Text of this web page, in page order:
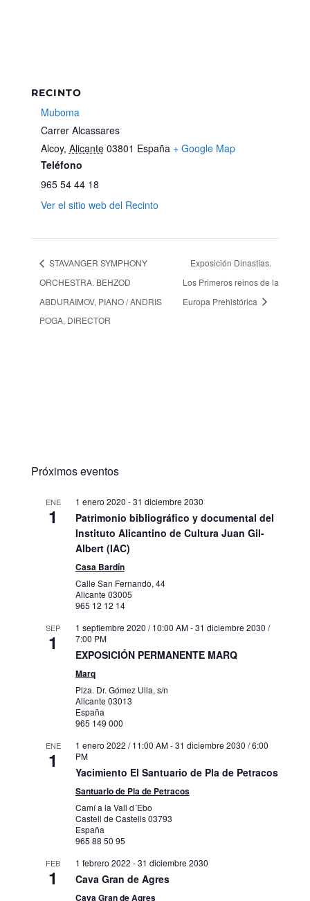
RECINTO
Muboma
Carrer Alcassares
Alcoy, Alicante 03801 España + Google Map
Teléfono
965 54 44 18
Ver el sitio web del Recinto
STAVANGER SYMPHONY
ORCHESTRA. BEHZOD
ABDURAIMOV, PIANO / ANDRIS
POGA, DIRECTOR
Exposición Dinastías.
Los Primeros reinos de la
Europa Prehistórica
Próximos eventos
ENE
1
1 enero 2020 -31 diciembre 2030
Patrimonio bibliográfico y documental del
Instituto Alicantino de Cultura Juan Gil-
Albert (IAC)
Casa Bardín
Calle San Fernando, 44
Alicante 03005
965 12 12 14
SEP
1
1 septiembre 2020 / 10:00 AM-31 diciembre 2030 /
7:00 PM
EXPOSICIÓN PERMANENTE MARQ
Marq
Plza. Dr. Gómez Ulla, s/n
Alicante 03013
España
965 149 000
ENE
1
1 enero 2022 / 11:00 AM-31 diciembre 2030 / 6:00
PM
Yacimiento El Santuario de Pla de Petracos
Santuario de Pla de Petracos
Camí a la Vall d´Ebo
Castell de Castells03793
España
965 88 50 95
FEB
1
1 febrero 2022 -31 diciembre 2030
Cava Gran de Agres
Cava Gran de Agres